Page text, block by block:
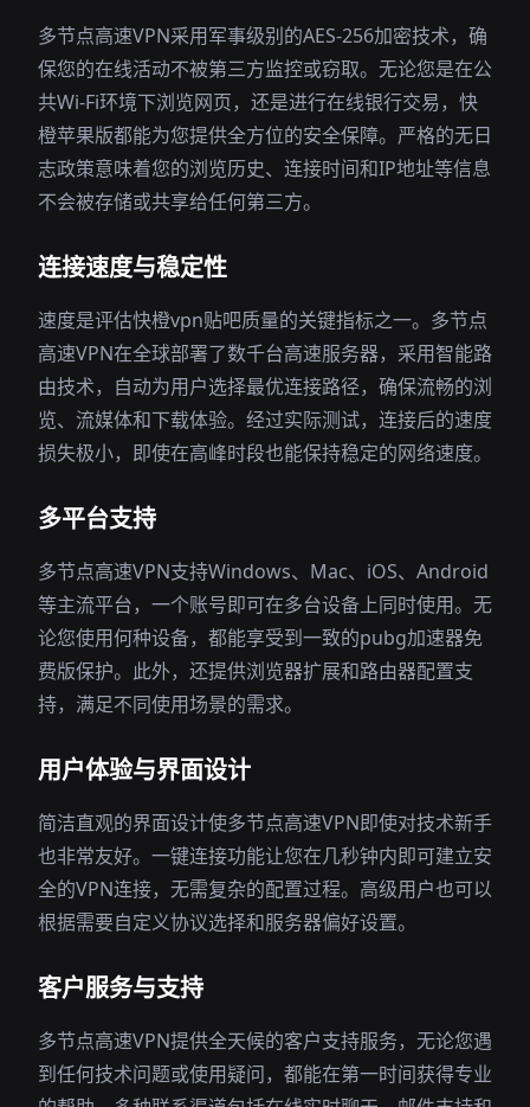
多节点高速VPN采用军事级别的AES-256加密技术，确
保您的在线活动不被第三方监控或窃取。无论您是在公
共Wi-Fi环境下浏览网页，还是进行在线银行交易，快
橙苹果版都能为您提供全方位的安全保障。严格的无日
志政策意味着您的浏览历史、连接时间和IP地址等信息
不会被存储或共享给任何第三方。
连接速度与稳定性
速度是评估快橙vpn贴吧质量的关键指标之一。多节点
高速VPN在全球部署了数千台高速服务器，采用智能路
由技术，自动为用户选择最优连接路径，确保流畅的浏
览、流媒体和下载体验。经过实际测试，连接后的速度
损失极小，即使在高峰时段也能保持稳定的网络速度。
多平台支持
多节点高速VPN支持Windows、Mac、iOS、Android
等主流平台，一个账号即可在多台设备上同时使用。无
论您使用何种设备，都能享受到一致的pubg加速器免
费版保护。此外，还提供浏览器扩展和路由器配置支
持，满足不同使用场景的需求。
用户体验与界面设计
简洁直观的界面设计使多节点高速VPN即使对技术新手
也非常友好。一键连接功能让您在几秒钟内即可建立安
全的VPN连接，无需复杂的配置过程。高级用户也可以
根据需要自定义协议选择和服务器偏好设置。
客户服务与支持
多节点高速VPN提供全天候的客户支持服务，无论您遇
到任何技术问题或使用疑问，都能在第一时间获得专业